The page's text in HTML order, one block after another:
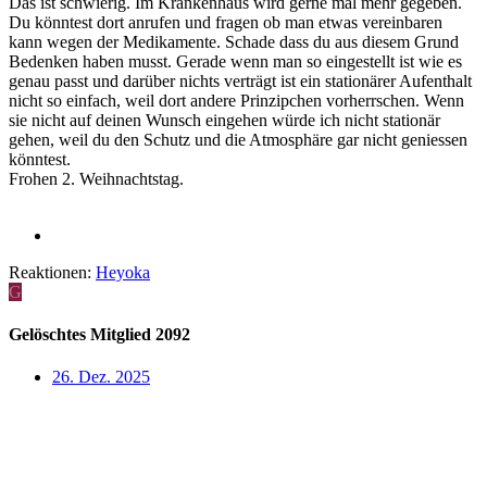
Du könntest dort anrufen und fragen ob man etwas vereinbaren
kann wegen der Medikamente. Schade dass du aus diesem Grund
Bedenken haben musst. Gerade wenn man so eingestellt ist wie es
genau passt und darüber nichts verträgt ist ein stationärer Aufenthalt
nicht so einfach, weil dort andere Prinzipchen vorherrschen. Wenn
sie nicht auf deinen Wunsch eingehen würde ich nicht stationär
gehen, weil du den Schutz und die Atmosphäre gar nicht geniessen
könntest.
Frohen 2. Weihnachtstag.
Reaktionen: Heyoka
G
Gelöschtes Mitglied 2092
26. Dez. 2025